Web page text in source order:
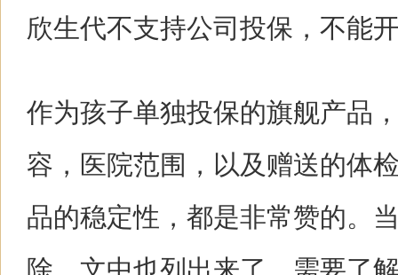
欣生代不支持公司投保，不能
作为孩子单独投保的旗舰产品
容，医院范围，以及赠送的体
品的稳定性，都是非常赞的。